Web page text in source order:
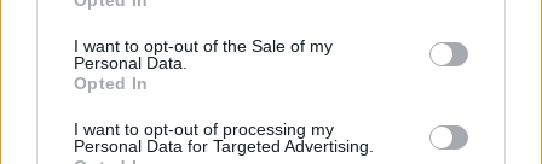
use your data for below specified purposes in below Google
consent section.
I want to opt-out of the Sale of my
Personal Data.
Opted In
I want to opt-out of processing my
Personal Data for Targeted Advertising.